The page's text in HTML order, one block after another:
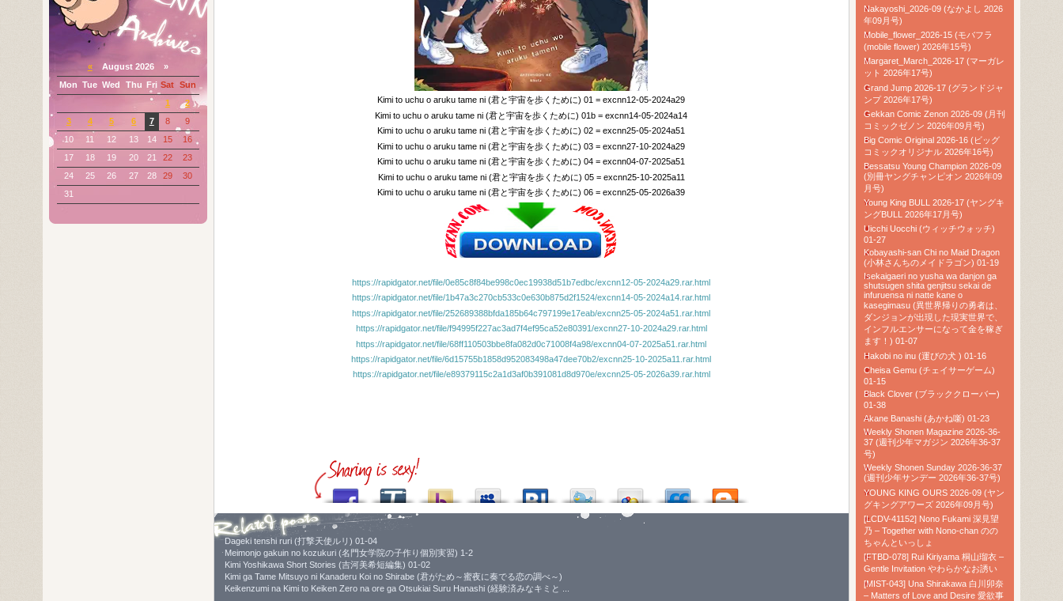
Kimi to uchu o aruku tame ni (君と宇宙を歩くために) 01 = excnn12-05-2024a29
Kimi to uchu o aruku tame ni (君と宇宙を歩くために) 01b = excnn14-05-2024a14
Kimi to uchu o aruku tame ni (君と宇宙を歩くために) 02 = excnn25-05-2024a51
Kimi to uchu o aruku tame ni (君と宇宙を歩くために) 03 = excnn27-10-2024a29
Kimi to uchu o aruku tame ni (君と宇宙を歩くために) 04 = excnn04-07-2025a51
Kimi to uchu o aruku tame ni (君と宇宙を歩くために) 05 = excnn25-10-2025a11
Kimi to uchu o aruku tame ni (君と宇宙を歩くために) 06 = excnn25-05-2026a39
https://rapidgator.net/file/0e85c8f84be998c0ec19938d51b7edbc/excnn12-05-2024a29.rar.html
https://rapidgator.net/file/1b47a3c270cb533c0e630b875d2f1524/excnn14-05-2024a14.rar.html
https://rapidgator.net/file/252689388bfda185b64c797199e17eab/excnn25-05-2024a51.rar.html
https://rapidgator.net/file/f94995f227ac3ad7f4ef95ca52e80391/excnn27-10-2024a29.rar.html
https://rapidgator.net/file/68ff110503bbe8fa082d0c71008f4a98/excnn04-07-2025a51.rar.html
https://rapidgator.net/file/6d15755b1858d952083498a47dee70b2/excnn25-10-2025a11.rar.html
https://rapidgator.net/file/e89379115c2a1d3af0b391081d8d970e/excnn25-05-2026a39.rar.html
Dageki tenshi ruri (打撃天使ルリ) 01-04
Meimonjo gakuin no kozukuri (名門女学院の子作り個別実習) 1-2
Kimi Yoshikawa Short Stories (吉河美希短編集) 01-02
Kimi ga Tame Mitsuyo ni Kanaderu Koi no Shirabe (君がため～蜜夜に奏でる恋の調べ～)
Keikenzumi na Kimi to Keiken Zero na ore ga Otsukiai Suru Hanashi (経験済みなキミと ...
Nakayoshi_2026-09 (なかよし 2026
年09月号)
Mobile_flower_2026-15 (モバフラ
(mobile flower) 2026年15号)
Margaret_March_2026-17 (マーガレ
ット 2026年17号)
Grand Jump 2026-17 (グランドジャ
ンプ 2026年17号)
Gekkan Comic Zenon 2026-09 (月刊
コミックゼノン 2026年09月号)
Big Comic Original 2026-16 (ビッグ
コミックオリジナル 2026年16号)
Bessatsu Young Champion 2026-09
(別冊ヤングチャンピオン 2026年09
月号)
Young King BULL 2026-17 (ヤングキ
ングBULL 2026年17月号)
Uicchi Uocchi (ウィッチウォッチ)
01-27
Kobayashi-san Chi no Maid Dragon
(小林さんちのメイドラゴン) 01-19
Isekaigaeri no yusha wa danjon ga
shutsugen shita genjitsu sekai de
infuruensa ni natte kane o
kasegimasu (異世界帰りの勇者は、
ダンジョンが出現した現実世界で、
インフルエンサーになって金を稼ぎ
ます！) 01-07
Hakobi no inu (運びの犬 ) 01-16
Cheisa Gemu (チェイサーゲーム)
01-15
Black Clover (ブラッククローバー)
01-38
Akane Banashi (あかね噺) 01-23
Weekly Shonen Magazine 2026-36-
37 (週刊少年マガジン 2026年36-37
号)
Weekly Shonen Sunday 2026-36-37
(週刊少年サンデー 2026年36-37号)
YOUNG KING OURS 2026-09 (ヤン
グキングアワーズ 2026年09月号)
[LCDV-41152] Nono Fukami 深見望
乃 – Together with Nono-chan のの
ちゃんといっしょ
[FTBD-078] Rui Kiriyama 桐山瑠衣 –
Gentle Invitation やわらかなお誘い
[MIST-043] Una Shirakawa 白川卯奈
– Matters of Love and Desire 愛欲事
«August 2026 »
Mon
Tue Wed Thu Fri Sat Sun
1
2
3
4 5 6 7 8
9
10
11 12 13 14 15
16
17
18 19 20 21 22
23
24
25 26 27 28 29
30
31